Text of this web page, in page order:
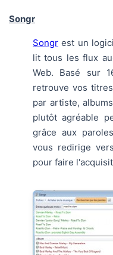
Songr
Songr est un
lit tous les flux
Web. Basé sur
retrouve vos
par artiste,
plutôt agréable
grâce aux
vous redirige
pour faire